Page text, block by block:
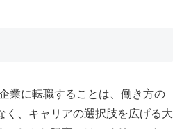
業に転職することは、働き方の
く、キャリアの選択肢を広げる大